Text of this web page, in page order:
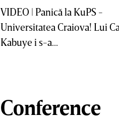
VIDEO | Panică la KuPS -
Universitatea Craiova! Lui
Kabuye i s-a...
Conference